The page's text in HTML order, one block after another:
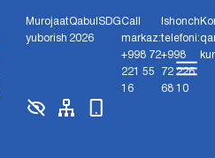
Murojaat
yuborish
Qabul
2026
SDGCall
markaz:
+998 72
221 55
16
Ishonch
telefoni:
+998
72 226
68 10